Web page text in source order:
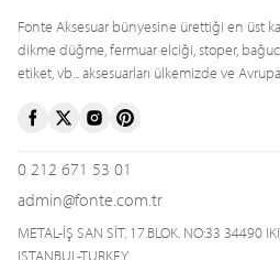
Fonte Aksesuar bünyesine ürettiği en üst
dikme düğme, fermuar elciği, stoper,
etiket, vb... aksesuarları ülkemizde ve
0 212 671 53 01
admin@fonte.com.tr
METAL-İŞ SAN SİT. 17.BLOK. NO:33 34490
ISTANBUL-TURKEY